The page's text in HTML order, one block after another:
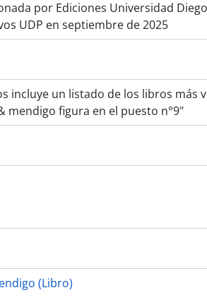
por Ediciones Universidad
UDP en septiembre de 2025
incluye un listado de los libros más
mendigo figura en el puesto n°9"
(Libro)